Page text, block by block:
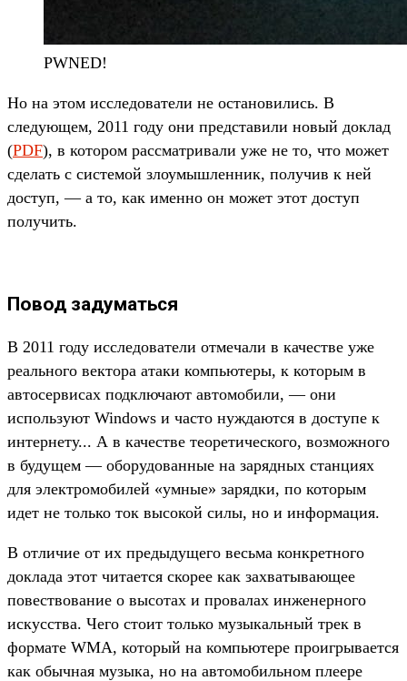
PWNED!
Но на этом исследователи не остановились. В
следующем, 2011 году они представили новый доклад
(PDF), в котором рассматривали уже не то, что может
сделать с системой злоумышленник, получив к ней
доступ, — а то, как именно он может этот доступ
получить.
Повод задуматься
В 2011 году исследователи отмечали в качестве уже
реального вектора атаки компьютеры, к которым в
автосервисах подключают автомобили, — они
используют Windows и часто нуждаются в доступе к
интернету... А в качестве теоретического, возможного
в будущем — оборудованные на зарядных станциях
для электромобилей «умные» зарядки, по которым
идет не только ток высокой силы, но и информация.
В отличие от их предыдущего весьма конкретного
доклада этот читается скорее как захватывающее
повествование о высотах и провалах инженерного
искусства. Чего стоит только музыкальный трек в
формате WMA, который на компьютере проигрывается
как обычная музыка, но на автомобильном плеере